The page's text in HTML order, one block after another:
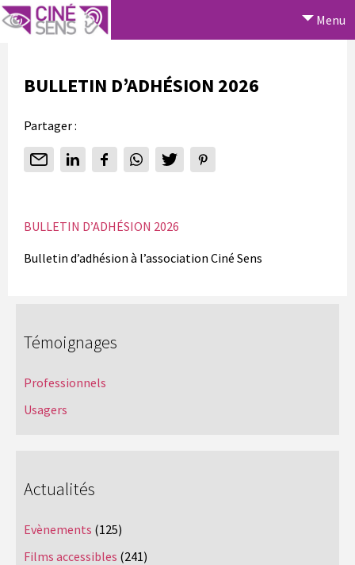
Menu
BULLETIN D’ADHÉSION 2026
Partager :
BULLETIN D’ADHÉSION 2026
Bulletin d’adhésion à l’association Ciné Sens
Témoignages
Professionnels
Usagers
Actualités
Evènements (125)
Films accessibles (241)